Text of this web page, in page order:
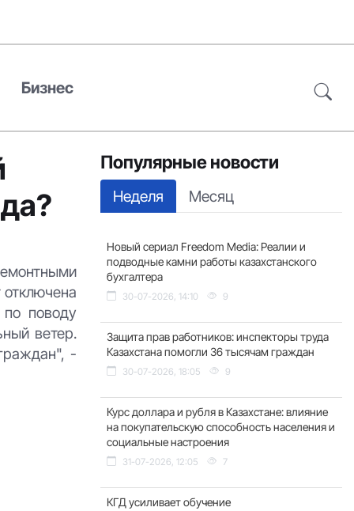
Бизнес
поводу
ветер.
-
Популярные новости
Неделя Месяц
Новый сериал Freedom Media: Реалии и
подводные камни работы казахстанского
бухгалтера
30-07-2026, 14:10 9
Защита прав работников: инспекторы труда
Казахстана помогли 36 тысячам граждан
30-07-2026, 18:05 9
Курс доллара и рубля в Казахстане: влияние
на покупательскую способность населения и
социальные настроения
31-07-2026, 12:05 7
КГД усиливает обучение